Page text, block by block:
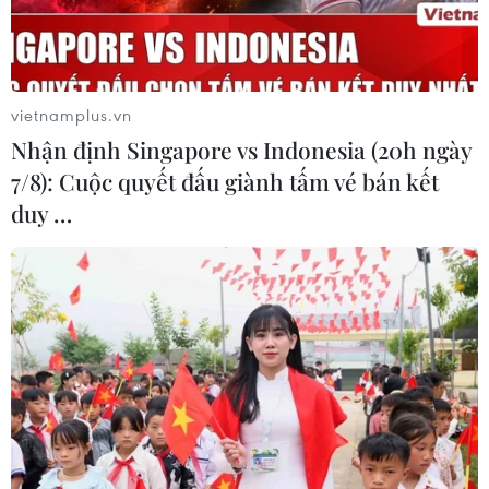
TIN LIÊN QUAN
vietnamplus.vn
Nhận định Singapore vs Indonesia (20h ngày
7/8): Cuộc quyết đấu giành tấm vé bán kết
duy …